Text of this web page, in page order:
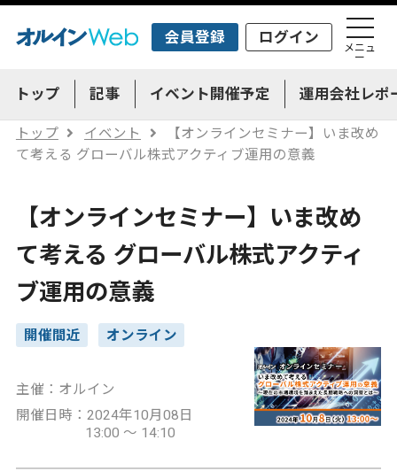
会員登録 ログイン
メニュ
ー
トップ 記事 イベント開催予定 運用会社レポ
トップ イベント
【オンラインセミナー】いま改め
て考える グローバル株式アクティブ運用の意義
【オンラインセミナー】いま改め
て考える グローバル株式アクティ
ブ運用の意義
開催間近 オンライン
主催：オルイン
開催日時：2024年10月08日
13:00 ～ 14:10